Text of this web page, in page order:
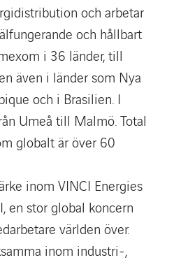
och arbetar
och hållbart
i 36 länder, till
även i länder som Nya
och i Brasilien. I
Umeå till Malmö. Total
globalt är över 60
inom VINCI Energies
en stor global koncern
världen över.
inom industri-,